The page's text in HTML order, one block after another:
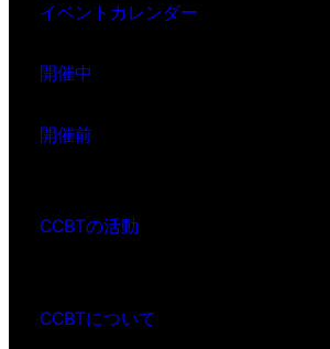
イベントカレンダー
開催中
開催前
CCBTの活動
CCBTについて